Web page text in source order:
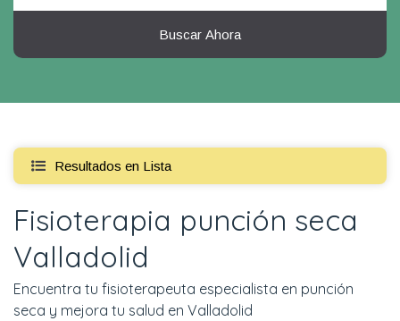
Buscar Ahora
Resultados en Lista
Fisioterapia punción seca
Valladolid
Encuentra tu fisioterapeuta especialista en punción
seca y mejora tu salud en Valladolid